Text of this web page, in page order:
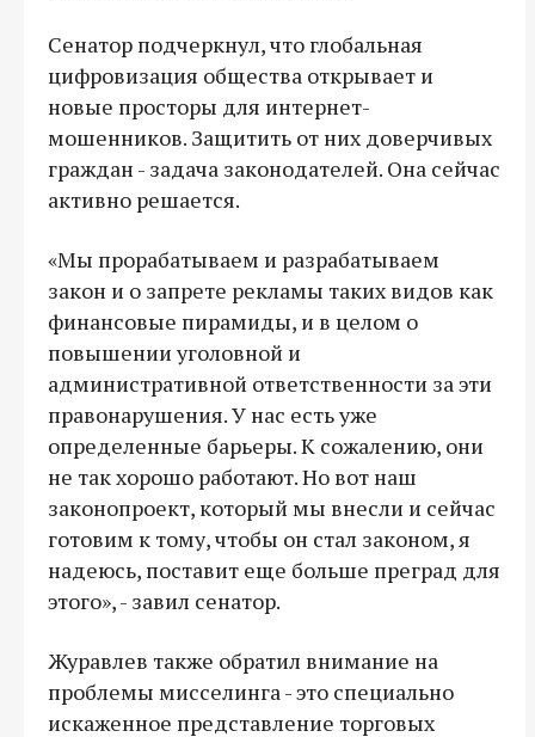
Сенатор подчеркнул, что глобальная
цифровизация общества открывает и
новые просторы для интернет-
мошенников. Защитить от них доверчивых
граждан - задача законодателей. Она сейчас
активно решается.
«Мы прорабатываем и разрабатываем
закон и о запрете рекламы таких видов как
финансовые пирамиды, и в целом о
повышении уголовной и
административной ответственности за эти
правонарушения. У нас есть уже
определенные барьеры. К сожалению, они
не так хорошо работают. Но вот наш
законопроект, который мы внесли и сейчас
готовим к тому, чтобы он стал законом, я
надеюсь, поставит еще больше преград для
этого», - завил сенатор.
Журавлев также обратил внимание на
проблемы мисселинга - это специально
искаженное представление торговых